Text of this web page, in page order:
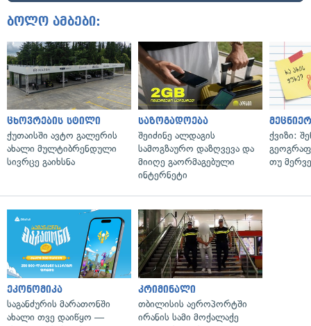
ბოლო ამბები:
ცხოვრების სტილი
ქუთაისში ავტო გალერის
ახალი მულტიბრენდული
სივრცე გაიხსნა
საზოგადოება
შეიძინე ალდაგის
სამოგზაურო დაზღვევა და
მიიღე გაორმაგებული
ინტერნეტი
ქვიზი:
თუ
ეკონომიკა
საგანძურის მარათონში
ახალი თვე დაიწყო —
კრიმინალი
თბილისის აეროპორტში
ირანის სამი მოქალაქე